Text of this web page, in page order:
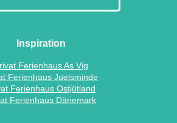
Inspiration
Ferienhaus As Vig
Ferienhaus Juelsminde
Ferienhaus Ostjütland
Ferienhaus Dänemark